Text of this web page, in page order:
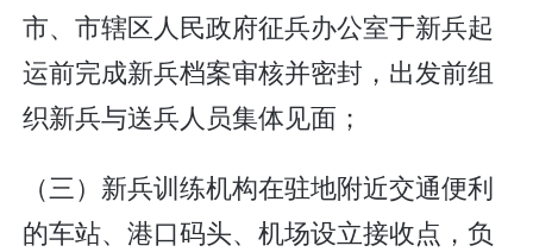
市、市辖区人民政府征兵办公室于新兵起
运前完成新兵档案审核并密封，出发前组
织新兵与送兵人员集体见面；
（三）新兵训练机构在驻地附近交通便利
的车站、港口码头、机场设立接收点，负